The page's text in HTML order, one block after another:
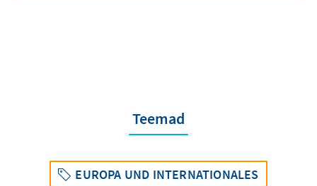
Teemad
EUROPA UND INTERNATIONALES